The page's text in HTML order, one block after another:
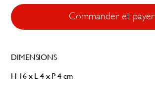
Commander et payer
DIMENSIONS
H 16 x L 4 x P 4 cm